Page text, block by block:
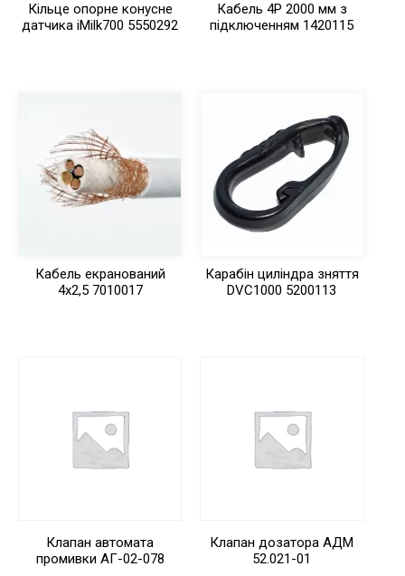
Кільце опорне конусне
датчика iMilk700 5550292
Кабель 4Р 2000 мм з
підключенням 1420115
Кабель екранований
4х2,5 7010017
Карабін циліндра зняття
DVC1000 5200113
Клапан автомата
промивки АГ-02-078
Клапан дозатора АДМ
52.021-01